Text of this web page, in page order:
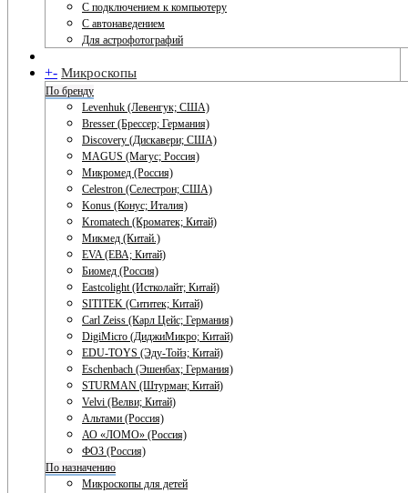
С подключением к компьютеру
С автонаведением
Для астрофотографий
+- Микроскопы
По бренду
Levenhuk (Левенгук; США)
Bresser (Брессер; Германия)
Discovery (Дискавери; США)
MAGUS (Магус; Россия)
Микромед (Россия)
Celestron (Селестрон; США)
Konus (Конус; Италия)
Kromatech (Кроматек; Китай)
Микмед (Китай.)
EVA (ЕВА; Китай)
Биомед (Россия)
Eastcolight (Истколайт; Китай)
SITITEK (Сититек; Китай)
Carl Zeiss (Карл Цейс; Германия)
DigiMicro (ДиджиМикро; Китай)
EDU-TOYS (Эду-Тойз; Китай)
Eschenbach (Эшенбах; Германия)
STURMAN (Штурман; Китай)
Velvi (Велви; Китай)
Альтами (Россия)
АО «ЛОМО» (Россия)
ФОЗ (Россия)
По назначению
Микроскопы для детей